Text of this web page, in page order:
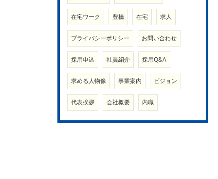
在宅ワーク 豊橋 在宅 求人
プライバシーポリシー お問い合わせ
採用申込 社員紹介 採用Q&A
求める人物像 事業案内 ビジョン
代表挨拶 会社概要 内職